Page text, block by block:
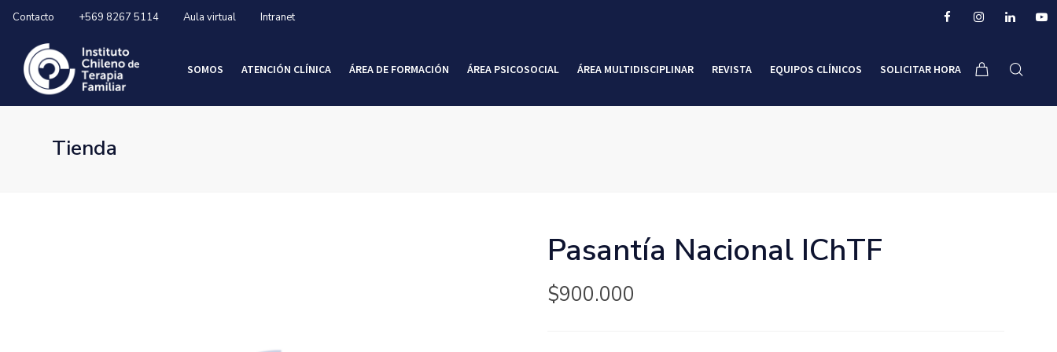
Contacto +569 8267 5114 Aula virtual Intranet
SOMOS ATENCIÓN CLÍNICA ÁREA DE FORMACIÓN ÁREA PSICOSOCIAL ÁREA MULTIDISCIPLINAR REVISTA EQUIPOS CLÍNICOS SOLICITAR HORA
Tienda
Pasantía Nacional IChTF
$900.000